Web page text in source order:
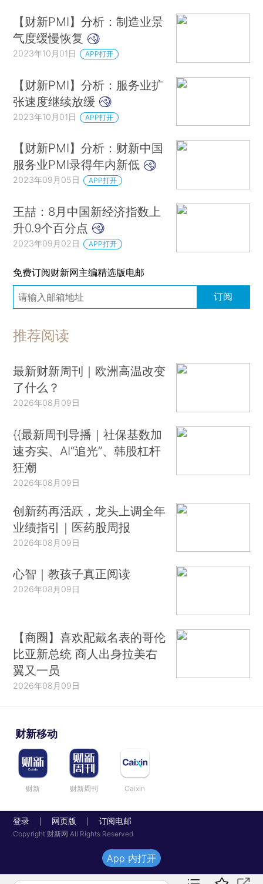
【财新PMI】分析：制造业景
气度缓慢恢复
2023年10月01日 APP打开
【财新PMI】分析：服务业扩
张速度继续放缓
2023年10月01日 APP打开
【财新PMI】分析：财新中国
服务业PMI录得年内新低
2023年09月05日 APP打开
王喆：8月中国新经济指数上
升0.9个百分点
2023年09月02日 APP打开
免费订阅财新网主编精选版电邮
订阅
推荐阅读
最新财新周刊｜欧洲高温改变
了什么？
2026年08月09日
{{最新周刊导播｜社保基数加
速夯实、AI“追光”、韩股杠杆
狂潮
2026年08月09日
创新药再活跃，龙头上调全年
业绩指引｜医药股周报
2026年08月09日
心智｜教孩子真正阅读
2026年08月09日
【商圈】喜欢配戴名表的哥伦
比亚新总统 商人出身拉美右
翼又一员
2026年08月09日
财新移动
财新 财新周刊 Caixin
登录 网页版 订阅电邮
Copyright 财新网 All Rights Reserved
App 内打开